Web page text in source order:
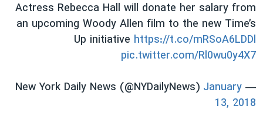
همایش محافظه‌کاران آمریکا «سی‌پک»
صفحه‌های ویژه
سفر پرزیدنت ترامپ به چین
Actress Rebecca Hall will donate her salary from
an upcoming Woody Allen film to the new Time’s
Up initiative https://t.co/mRSoA6LDDl
pic.twitter.com/Rl0wu0y4X7
— New York Daily News (@NYDailyNews)
January
13, 2018